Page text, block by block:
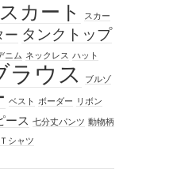
スカート スカー
ー タンクトップ
ニム ネックレス ハット
ラウス ブルゾ
ベスト ボーダー リボン
ース 七分丈パンツ 動物柄
Ｔシャツ